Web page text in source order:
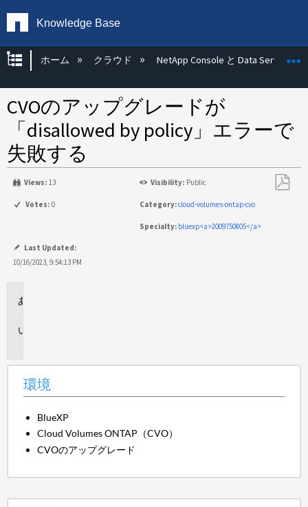
Knowledge Base
グローバル階層を展開/折りたたむ
ホーム クラウド NetApp Console と Data Services
CVOのアップグレードが
「disallowed by policy」エラーで
失敗する
Views: 13 Visibility: Public
Votes: 0 Category:cloud-volumes-ontap-cvo
Specialty: bluexp<a>2009750805</a>
Last Updated:
10/16/2023, 9:54:13 PM
環境
BlueXP
Cloud Volumes ONTAP（CVO）
CVOのアップグレード